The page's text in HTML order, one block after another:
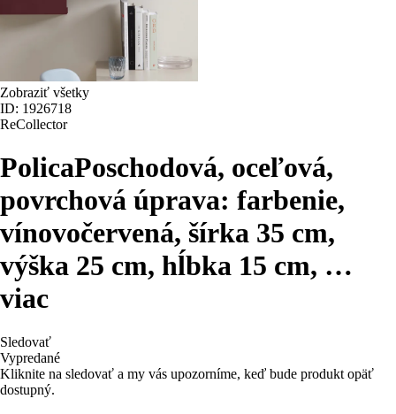
Zobraziť všetky
ID: 1926718
ReCollector
PolicaPoschodová, oceľová,
povrchová úprava: farbenie,
vínovočervená, šírka 35 cm,
výška 25 cm, hĺbka 15 cm, …
viac
Sledovať
Vypredané
Kliknite na sledovať a my vás upozorníme, keď bude produkt opäť
dostupný.